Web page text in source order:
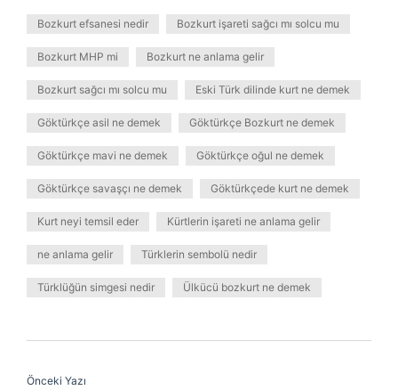
Bozkurt efsanesi nedir Bozkurt işareti sağcı mı solcu mu
Bozkurt MHP mi Bozkurt ne anlama gelir
Bozkurt sağcı mı solcu mu Eski Türk dilinde kurt ne demek
Göktürkçe asil ne demek Göktürkçe Bozkurt ne demek
Göktürkçe mavi ne demek Göktürkçe oğul ne demek
Göktürkçe savaşçı ne demek Göktürkçede kurt ne demek
Kurt neyi temsil eder Kürtlerin işareti ne anlama gelir
ne anlama gelir Türklerin sembolü nedir
Türklüğün simgesi nedir Ülkücü bozkurt ne demek
Önceki Yazı